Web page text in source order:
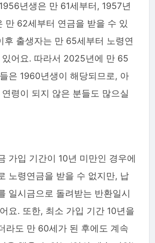
년생은 만 61세부터, 1957년
만 62세부터 연금을 받을 수 있
후 출생자는 만 65세부터 노령연
있어요. 따라서 2025년에 만 65
은 1960년생이 해당되므로, 아
령이 되지 않은 분들도 많으실
가입 기간이 10년 미만인 경우에
노령연금을 받을 수 없지만, 납
일시금으로 돌려받는 반환일시
요. 또한, 최소 가입 기간 10년을
라도 만 60세가 된 후에도 계속